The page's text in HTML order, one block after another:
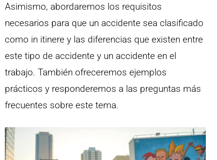
Asimismo, abordaremos los requisitos
necesarios para que un accidente sea clasificado
como in itinere y las diferencias que existen entre
este tipo de accidente y un accidente en el
trabajo. También ofreceremos ejemplos
prácticos y responderemos a las preguntas más
frecuentes sobre este tema.